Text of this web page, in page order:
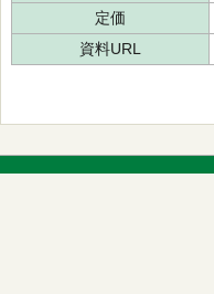
定価
資料URL